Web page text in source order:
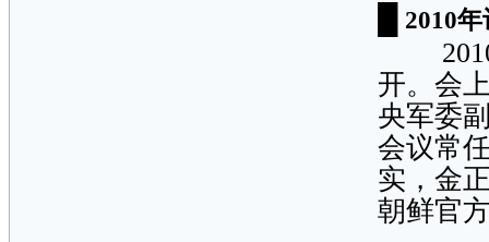
2010
2010
开。会
央军委
会议常
实，金
朝鲜官